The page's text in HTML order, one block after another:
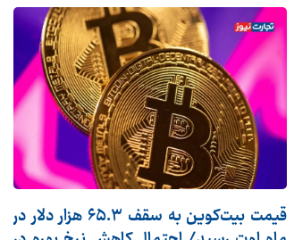
قیمت بیت‌کوین به سقف ۶۵.۳ هزار دلار در